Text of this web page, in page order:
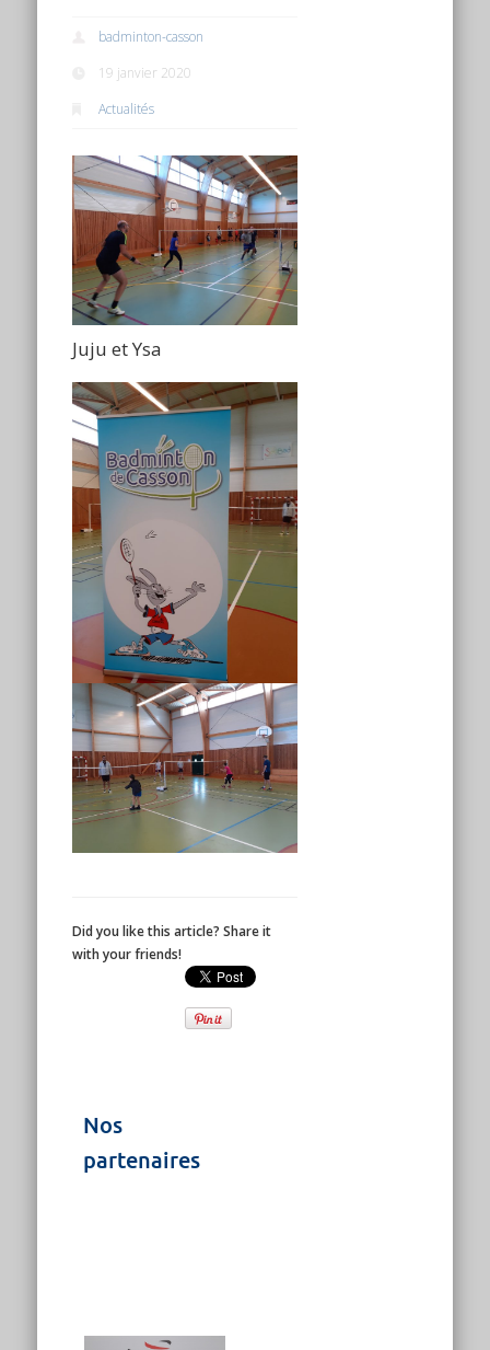
badminton-casson
19 janvier 2020
Actualités
Juju et Ysa
Did you like this article? Share it
with your friends!
Nos
partenaires